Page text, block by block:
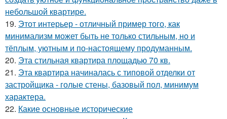
небольшой квартире.
19. Этот интерьер - отличный пример того, как
минимализм может быть не только стильным, но и
тёплым, уютным и по-настоящему продуманным.
20. Эта стильная квартира площадью 70 кв.
21. Эта квартира начиналась с типовой отделки от
застройщика - голые стены, базовый пол, минимум
характера.
22. Какие основные исторические